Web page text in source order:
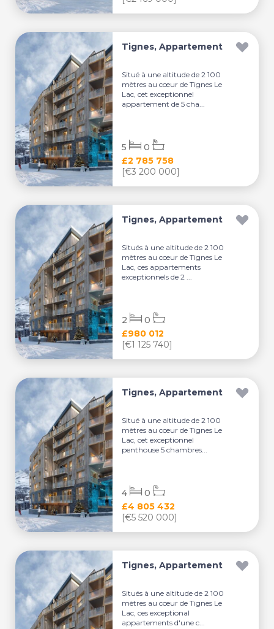
Tignes, Appartement
Situé à une altitude de 2 100
mètres au cœur de Tignes Le
Lac, cet exceptionnel
appartement de 5 cha...
£2 785 758
[€3 200 000]
5 0
Tignes, Appartement
Situés à une altitude de 2 100
mètres au cœur de Tignes Le
Lac, ces appartements
exceptionnels de 2 ...
£980 012
[€1 125 740]
2 0
Tignes, Appartement
Situé à une altitude de 2 100
mètres au cœur de Tignes Le
Lac, cet exceptionnel
penthouse 5 chambres...
£4 805 432
[€5 520 000]
4 0
Tignes, Appartement
Situés à une altitude de 2 100
mètres au cœur de Tignes Le
Lac, ces exceptional
appartements d'une c...